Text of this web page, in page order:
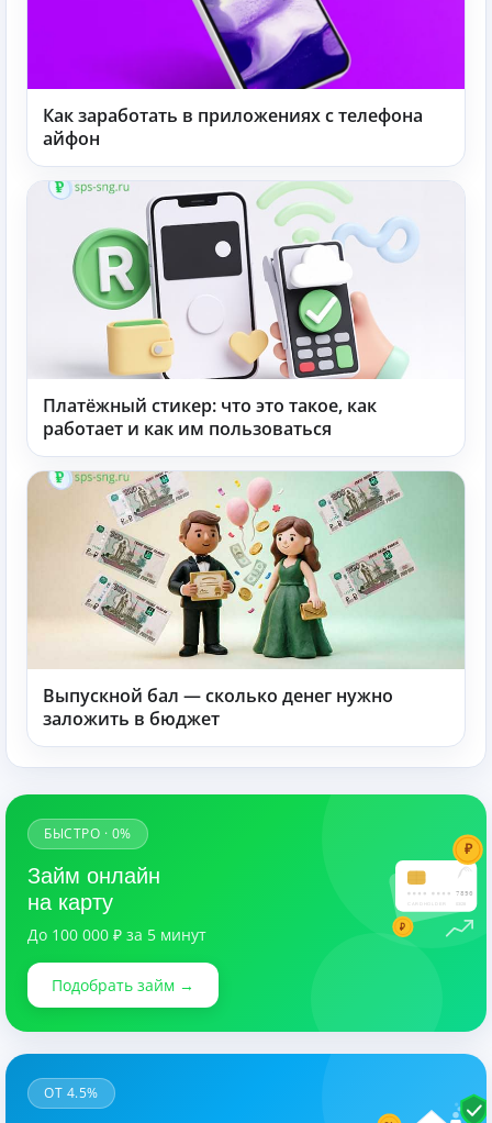
Как заработать в приложениях с телефона
айфон
Платёжный стикер: что это такое, как
работает и как им пользоваться
Выпускной бал — сколько денег нужно
заложить в бюджет
7890
CARDHOLDER 03/28
₽
₽
БЫСТРО · 0%
Займ онлайн
на карту
До 100 000 ₽ за 5 минут
Подобрать займ →
ОТ 4.5%